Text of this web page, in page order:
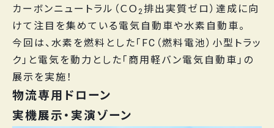
カーボンニュートラル（ＣＯ 2排出実質ゼロ）達成に向
けて注目を集めている電気自動車や水素自動車。
今回は、水素を燃料とした「FC（燃料電池）小型トラッ
ク」と電気を動力とした「商用軽バン電気自動車」の
展示を実施！
物流専用ドローン
実機展示・実演ゾーン